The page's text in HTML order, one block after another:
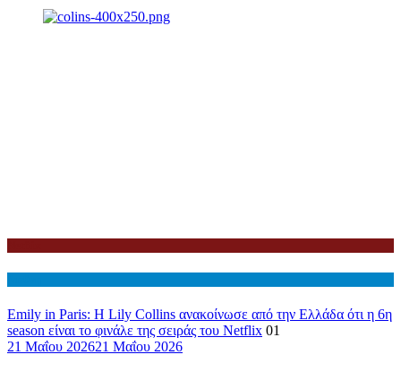
Emily in Paris: Η Lily Collins ανακοίνωσε από την Ελλάδα ότι η 6η
season είναι το φινάλε της σειράς του Netflix 01
21 Μαΐου 202621 Μαΐου 2026